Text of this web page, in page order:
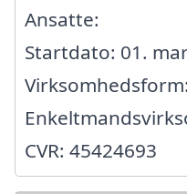
Ansatte:
Startdato: 01.
Virksomhedsform:
CVR: 45424693